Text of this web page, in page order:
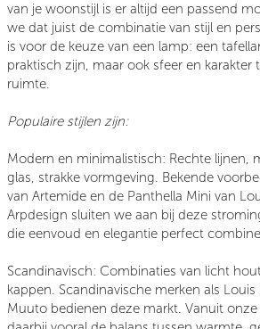
van je woonstijl is er altijd een passend
we dat juist de combinatie van stijl en
is voor de keuze van een lamp: een
praktisch zijn, maar ook sfeer en karakter
ruimte.
Populaire stijlen zijn:
Modern en minimalistisch: Rechte lijnen,
glas, strakke vormgeving. Bekende
van Artemide en de Panthella Mini van
Arpdesign sluiten we aan bij deze
die eenvoud en elegantie perfect
Scandinavisch: Combinaties van licht
kappen. Scandinavische merken als Louis
Muuto bedienen deze markt. Vanuit